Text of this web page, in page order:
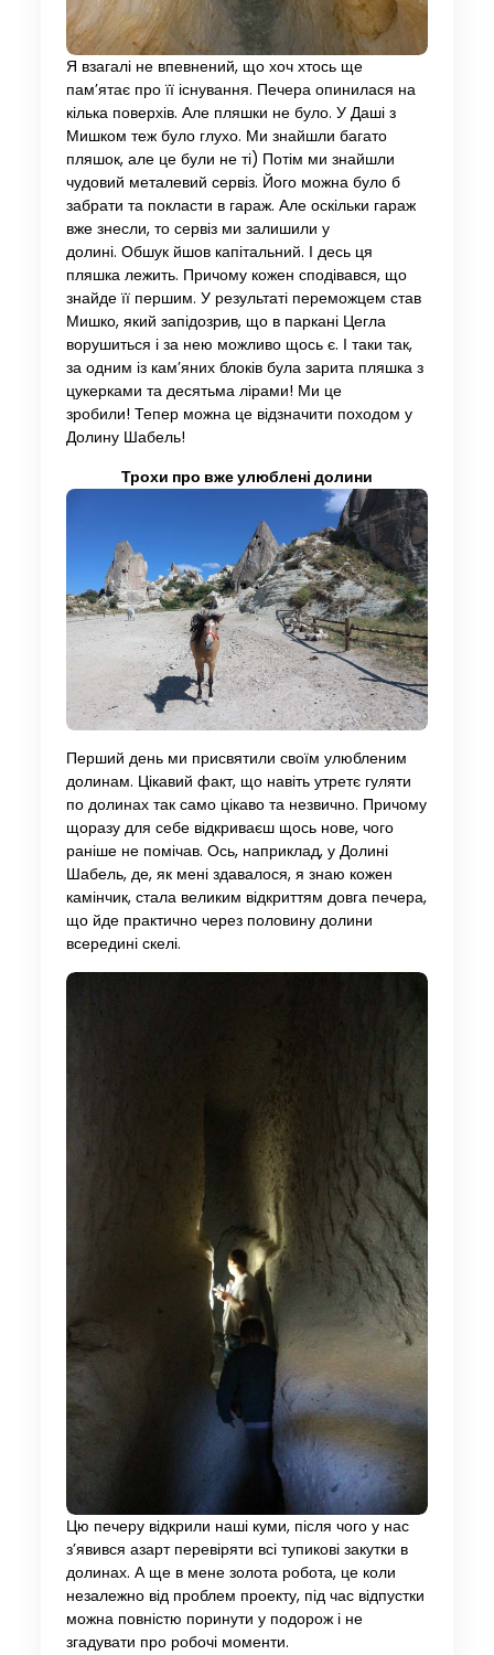
Я взагалі не впевнений, що хоч хтось ще
пам’ятає про її існування. Печера опинилася на
кілька поверхів. Але пляшки не було. У Даші з
Мишком теж було глухо. Ми знайшли багато
пляшок, але це були не ті) Потім ми знайшли
чудовий металевий сервіз. Його можна було б
забрати та покласти в гараж. Але оскільки гараж
вже знесли, то сервіз ми залишили у
долині. Обшук йшов капітальний. І десь ця
пляшка лежить. Причому кожен сподівався, що
знайде її першим. У результаті переможцем став
Мишко, який запідозрив, що в паркані Цегла
ворушиться і за нею можливо щось є. І таки так,
за одним із кам’яних блоків була зарита пляшка з
цукерками та десятьма лірами! Ми це
зробили! Тепер можна це відзначити походом у
Долину Шабель!
Трохи про вже улюблені долини
Перший день ми присвятили своїм улюбленим
долинам. Цікавий факт, що навіть утретє гуляти
по долинах так само цікаво та незвично. Причому
щоразу для себе відкриваєш щось нове, чого
раніше не помічав. Ось, наприклад, у Долині
Шабель, де, як мені здавалося, я знаю кожен
камінчик, стала великим відкриттям довга печера,
що йде практично через половину долини
всередині скелі.
Цю печеру відкрили наші куми, після чого у нас
з’явився азарт перевіряти всі тупикові закутки в
долинах. А ще в мене золота робота, це коли
незалежно від проблем проекту, під час відпустки
можна повністю поринути у подорож і не
згадувати про робочі моменти.